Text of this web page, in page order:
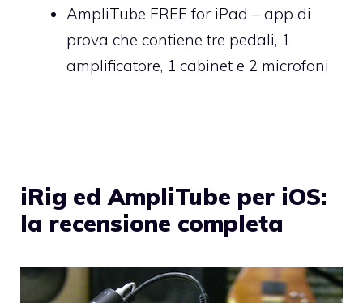
AmpliTube FREE for iPad – app di
prova che contiene tre pedali, 1
amplificatore, 1 cabinet e 2 microfoni
iRig ed AmpliTube per iOS:
la recensione completa